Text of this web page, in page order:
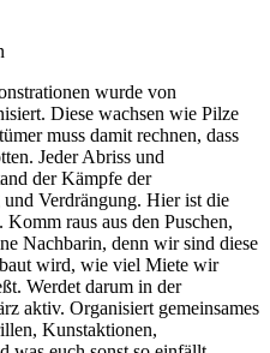
wurde von
Diese wachsen wie Pilze
muss damit rechnen, dass
Jeder Abriss und
der Kämpfe der
Verdrängung. Hier ist die
raus aus den Puschen,
Nachbarin, denn wir sind diese
wird, wie viel Miete wir
Werdet darum in der
aktiv. Organisiert gemeinsames
Kunstaktionen,